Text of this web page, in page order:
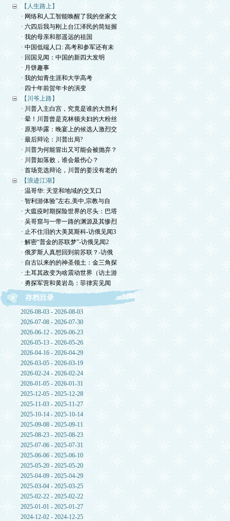
【人生路上】
· 网络和人工智能唤醒了我的坐家文
· 六四后我与刚上台江泽民的简短握
· 我的母亲和那遥远的祖国
· 中国低端人口: 高考和参军还有未
· 回国见闻：中国的新四大发明
· 月饼趣事
· 我的知青生涯和大学高考
· 四十年前贺年卡的演变
【川爷上路】
· 川普入主白宫，究竟是谁的大胜利
· 晕！川普曾是克林顿夫妇的大粉丝
· 原形毕露：晚宴上的候选人激烈交
· 最后辩论：川普出局?
· 川普为何能冒出又可能会被抛弃？
· 川普如落败，谁会最伤心？
· 首场竞选辩论，川普的姜没有老的
【浪迹江湖】
· 温哥华: 天堂和地域的交叉口
· 智利游体验”左右,美中,宗教与自
· 大瘟疫时期探险世界的尽头：巴塔
· 吴哥窟与一带一路的渊源及其惨烈
· 止不住泪的大美莫斯科-访俄见闻3
· 解密“普金的苏联梦”-访俄见闻2
· 俄罗斯人真想回到前苏联？-访俄
· 自古以来的的神圣领土：金三角探
· 土耳其政变为啥震动世界（访土游
· 勇探军营和黄岩岛：菲律宾见闻
存档目录
2026-08-03 - 2026-08-03
2026-07-08 - 2026-07-30
2026-06-12 - 2026-06-23
2026-05-13 - 2026-05-26
2026-04-16 - 2026-04-29
2026-03-05 - 2026-03-19
2026-02-24 - 2026-02-24
2026-01-05 - 2026-01-31
2025-12-05 - 2025-12-28
2025-11-03 - 2025-11-27
2025-10-14 - 2025-10-14
2025-09-08 - 2025-09-11
2025-08-23 - 2025-08-23
2025-07-06 - 2025-07-31
2025-06-06 - 2025-06-10
2025-05-20 - 2025-05-20
2025-04-09 - 2025-04-29
2025-03-04 - 2025-03-25
2025-02-22 - 2025-02-22
2025-01-01 - 2025-01-27
2024-12-02 - 2024-12-25